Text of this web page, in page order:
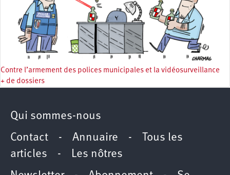
Contre l’armement des polices municipales et la vidéosurveillance
+ de dossiers
Qui sommes-nous
Contact - Annuaire -
Tous les
articles - Les nôtres